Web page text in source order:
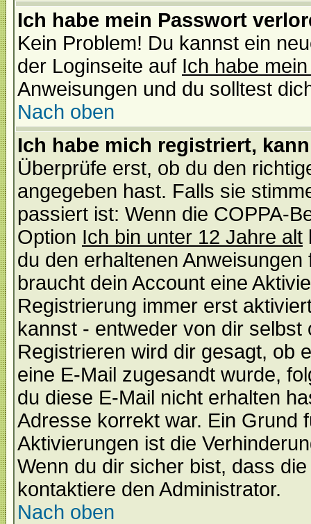
Ich habe mein Passwort
Kein Problem! Du kannst ein
der Loginseite auf Ich habe
Anweisungen und du solltest
Nach oben
Ich habe mich registriert,
Überprüfe erst, ob du den
angegeben hast. Falls sie
passiert ist: Wenn die COPPA-
Option Ich bin unter 12 Jahre alt
du den erhaltenen
braucht dein Account eine
Registrierung immer erst
kannst - entweder von dir selbst
Registrieren wird dir gesagt, ob
eine E-Mail zugesandt wurde,
du diese E-Mail nicht erhalten
Adresse korrekt war. Ein Grund
Aktivierungen ist die
Wenn du dir sicher bist, dass
kontaktiere den Administrator.
Nach oben